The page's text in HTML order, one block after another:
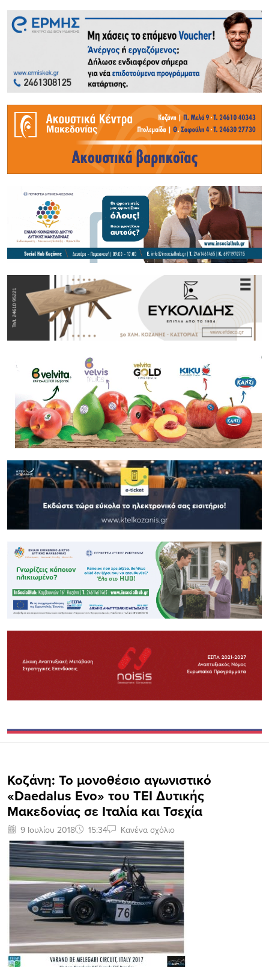
Κοζάνη: Το μονοθέσιο αγωνιστικό
«Daedalus Evo» του ΤΕΙ Δυτικής
Μακεδονίας σε Ιταλία και Τσεχία
9 Ιουλίου 2018 15:34 Κανένα σχόλιο